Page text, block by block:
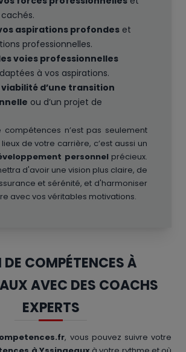
aspirations profondes et
professionnelles.
voies professionnelles
à vos aspirations.
viabilité d’une transition
ou d’un projet de
compétences n’est pas seulement
de votre carrière, c’est aussi un
personnelprécieux.
d'avoir une vision plus claire, de
et sérénité, et d'harmoniser
avec vos véritables motivations.
DE COMPÉTENCES À
AVEC DES COACHS
EXPERTS
, vous pouvez suivre votre